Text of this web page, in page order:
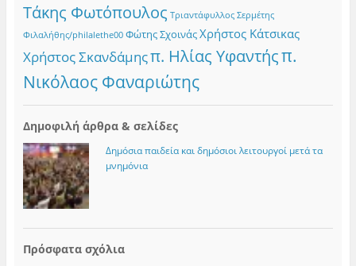
Τάκης Φωτόπουλος Τριαντάφυλλος Σερμέτης
Φιλαλήθης/philalethe00 Φώτης ΣχοινάςΧρήστος Κάτσικας
Χρήστος Σκανδάμηςπ. Ηλίας Υφαντήςπ.
Νικόλαος Φαναριώτης
Δημοφιλή άρθρα & σελίδες
Δημόσια παιδεία και δημόσιοι λειτουργοί μετά τα
μνημόνια
Πρόσφατα σχόλια